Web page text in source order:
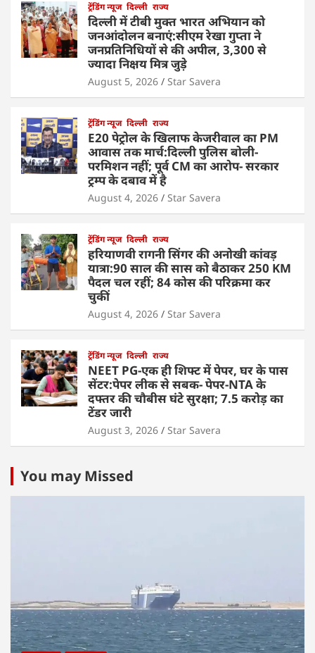
ट्रेंडिंग न्यूज दिल्ली राज्य
दिल्ली में टीबी मुक्त भारत अभियान को
जनआंदोलन बनाएं:सीएम रेखा गुप्ता ने
जनप्रतिनिधियों से की अपील, 3,300 से
ज्यादा निक्षय मित्र जुड़े
August 5, 2026 Star Savera
ट्रेंडिंग न्यूज दिल्ली राज्य
E20 पेट्रोल के खिलाफ केजरीवाल का PM
आवास तक मार्च:दिल्ली पुलिस बोली-
परमिशन नहीं; पूर्व CM का आरोप- सरकार
ट्रम्प के दबाव में है
August 4, 2026 Star Savera
ट्रेंडिंग न्यूज दिल्ली राज्य
हरियाणवी रागनी सिंगर की अनोखी कांवड़
यात्रा:90 साल की सास को बैठाकर 250 KM
पैदल चल रहीं; 84 कोस की परिक्रमा कर
चुकीं
August 4, 2026 Star Savera
ट्रेंडिंग न्यूज दिल्ली राज्य
NEET PG-एक ही शिफ्ट में पेपर, घर के पास
सेंटर:पेपर लीक से सबक- पेपर-NTA के
दफ्तर की चौबीस घंटे सुरक्षा; 7.5 करोड़ का
टेंडर जारी
August 3, 2026 Star Savera
You may Missed